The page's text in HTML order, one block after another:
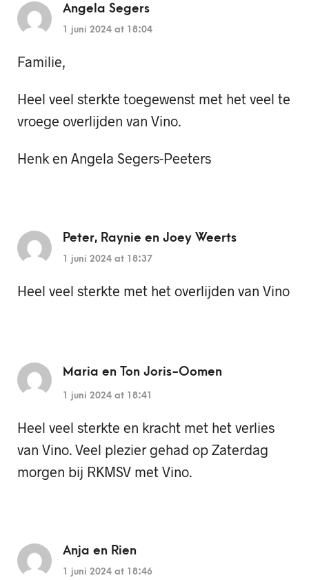
Angela Segers
1 juni 2024 at 18:04
Familie,
Heel veel sterkte toegewenst met het veel te
vroege overlijden van Vino.
Henk en Angela Segers-Peeters
Peter, Raynie en Joey Weerts
1 juni 2024 at 18:37
Heel veel sterkte met het overlijden van Vino
Maria en Ton Joris-Oomen
1 juni 2024 at 18:41
Heel veel sterkte en kracht met het verlies
van Vino. Veel plezier gehad op Zaterdag
morgen bij RKMSV met Vino.
Anja en Rien
1 juni 2024 at 18:46